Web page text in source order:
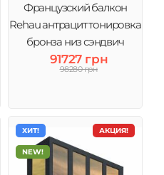
Французский балкон
Rehau антрацит тонировка
бронза низ сэндвич
91727 грн
98280 грн
АКЦИЯ!
ХИТ!
NEW!